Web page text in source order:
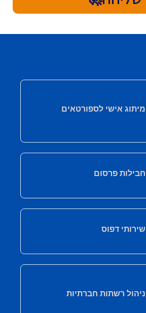
מיתוג אישי לספורטאים
חבילות פרסום
שירותי דפוס
ניהול רשתות חברתיות